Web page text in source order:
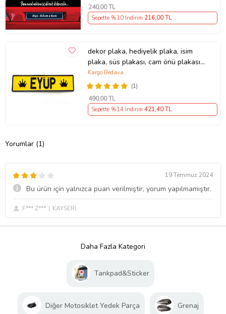
240,00 TL
Sepette %10 İndirim 216,00 TL
dekor plaka, hediyelik plaka, isim
plaka, süs plakası, cam önü plakası,
tırcı plakası (Sarı-Siyah)
(1)
Kargo Bedava
490,00 TL
Sepette %14 İndirim 421,40 TL
Yorumlar (1)
19 Temmuz 2024
Bu ürün için yalnızca puan verilmiştir, yorum yapılmamıştır.
F*** Z*** KAYSERİ
Daha Fazla Kategori
Tankpad&Sticker
Diğer Motosiklet Yedek Parça Grenaj